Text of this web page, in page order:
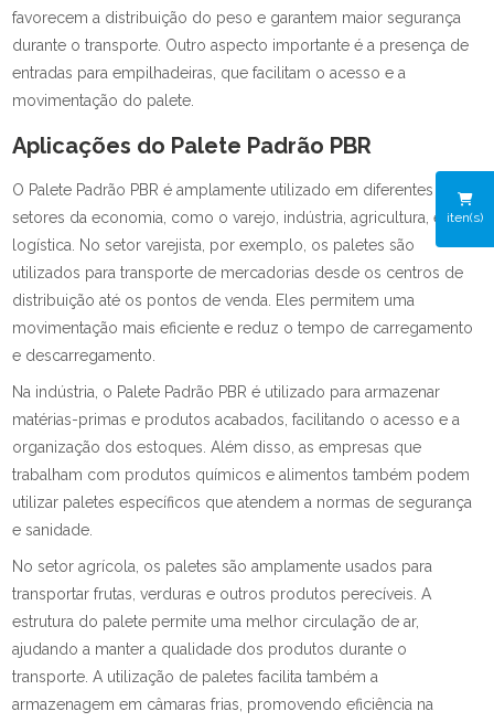
iten(s)
favorecem a distribuição do peso e garantem maior segurança
durante o transporte. Outro aspecto importante é a presença de
entradas para empilhadeiras, que facilitam o acesso e a
movimentação do palete.
Aplicações do Palete Padrão PBR
O Palete Padrão PBR é amplamente utilizado em diferentes
setores da economia, como o varejo, indústria, agricultura, e
logística. No setor varejista, por exemplo, os paletes são
utilizados para transporte de mercadorias desde os centros de
distribuição até os pontos de venda. Eles permitem uma
movimentação mais eficiente e reduz o tempo de carregamento
e descarregamento.
Na indústria, o Palete Padrão PBR é utilizado para armazenar
matérias-primas e produtos acabados, facilitando o acesso e a
organização dos estoques. Além disso, as empresas que
trabalham com produtos químicos e alimentos também podem
utilizar paletes específicos que atendem a normas de segurança
e sanidade.
No setor agrícola, os paletes são amplamente usados para
transportar frutas, verduras e outros produtos perecíveis. A
estrutura do palete permite uma melhor circulação de ar,
ajudando a manter a qualidade dos produtos durante o
transporte. A utilização de paletes facilita também a
armazenagem em câmaras frias, promovendo eficiência na